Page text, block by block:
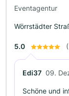
Eventagentur
Wörrstädter
5.0
Edi37 09.
Schöne und